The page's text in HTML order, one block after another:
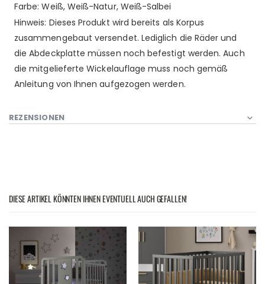
Farbe: Weiß, Weiß-Natur, Weiß-Salbei
Hinweis: Dieses Produkt wird bereits als Korpus
zusammengebaut versendet. Lediglich die Räder und
die Abdeckplatte müssen noch befestigt werden. Auch
die mitgelieferte Wickelauflage muss noch gemäß
Anleitung von Ihnen aufgezogen werden.
REZENSIONEN
DIESE ARTIKEL KÖNNTEN IHNEN EVENTUELL AUCH GEFALLEN!